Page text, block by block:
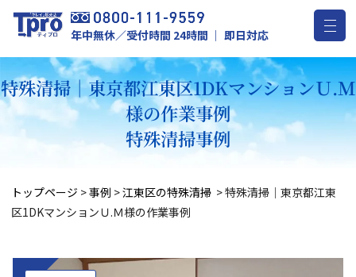
年中無休／受付時間 24時間 ｜ 即日対応
特殊清掃｜東京都江東区1DKマンションＵ.Ｍ
様の作業事例
特殊清掃事例
トップページ >事例 >江東区の特殊清掃 >特殊清掃｜東京都江東
区1DKマンションＵ.Ｍ様の作業事例